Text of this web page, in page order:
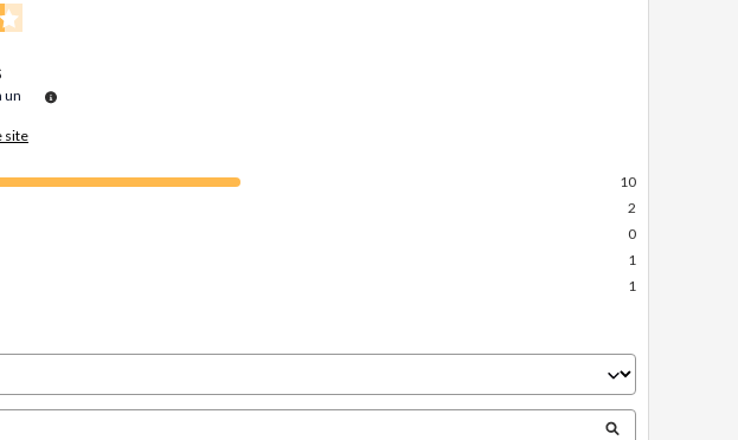
un
site
10
2
0
1
1